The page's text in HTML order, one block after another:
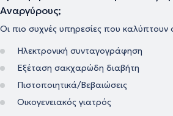
Αναργύρους;
Οι πιο συχνές υπηρεσίες που καλύπτουν
Ηλεκτρονική συνταγογράφηση
Εξέταση σακχαρώδη διαβήτη
Πιστοποιητικά/Βεβαιώσεις
Οικογενειακός γιατρός